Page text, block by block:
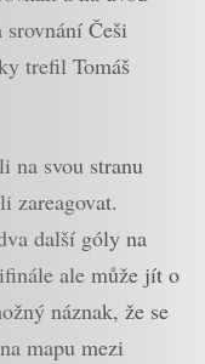
Češi
trefil Tomáš
na svou stranu
zareagovat.
další góly na
ale může jít o
náznak, že se
mapu mezi